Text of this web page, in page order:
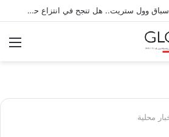
بورصة تكساس تدخل سباق وول ستريت.. هل تنجح في انتزاع حصة من نيويورك وناسداك؟
محلية